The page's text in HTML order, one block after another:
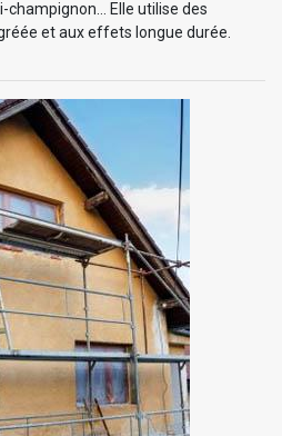
Elle utilise des
et aux effets longue durée.